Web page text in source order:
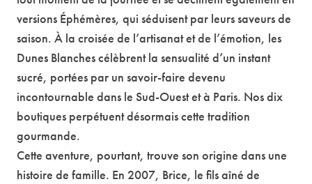
versions Éphémères, qui séduisent par leurs saveurs de
saison. À la croisée de l’artisanat et de l’émotion, les
Dunes Blanches célèbrent la sensualité d’un instant
sucré, portées par un savoir-faire devenu
incontournable dans le Sud-Ouest et à Paris. Nos dix
boutiques perpétuent désormais cette tradition
gourmande.
Cette aventure, pourtant, trouve son origine dans une
histoire de famille. En 2007, Brice, le fils aîné de